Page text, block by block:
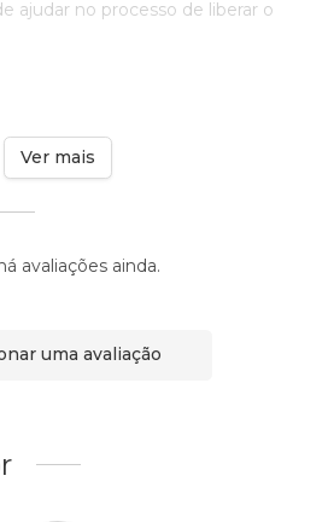
ajudar no processo de liberar o
Ver mais
avaliações ainda.
uma avaliação